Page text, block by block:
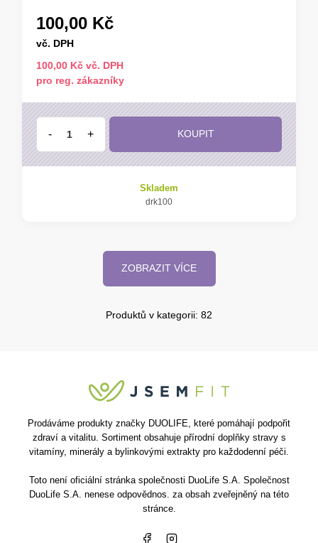
100,00 Kč
vč. DPH
100,00 Kč vč. DPH
pro reg. zákazníky
- + KOUPIT
Skladem
drk100
ZOBRAZIT VÍCE
Produktů v kategorii: 82
Prodáváme produkty značky DUOLIFE, které pomáhají podpořit
zdraví a vitalitu. Sortiment obsahuje přírodní doplňky stravy s
vitamíny, minerály a bylinkovými extrakty pro každodenní péči.
Toto není oficiální stránka společnosti DuoLife S.A. Společnost
DuoLife S.A. nenese odpovědnos. za obsah zveřejněný na této
stránce.